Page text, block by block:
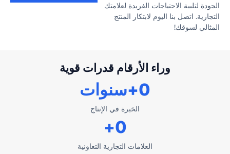
الجودة لتلبية الاحتياجات الفريدة لعلامتك
التجارية. اتصل بنا اليوم لابتكار المنتج
المثالي لسوقك!
وراء الأرقام قدرات قوية
الخبرة في الإنتاج
0+سنوات
العلامات التجارية التعاونية
0
+